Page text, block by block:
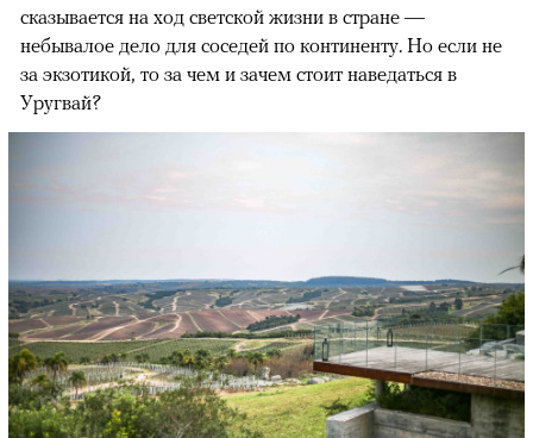
сказывается на ход светской жизни в стране —
небывалое дело для соседей по континенту. Но если не
за экзотикой, то за чем и зачем стоит наведаться в
Уругвай?